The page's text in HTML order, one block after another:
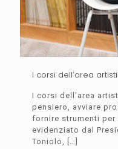
I corsi dell’area
I corsi dell’area
pensiero, avviare
fornire strumenti per
evidenziato dal
Toniolo,